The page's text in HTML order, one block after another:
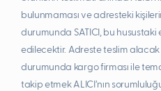
bulunmaması ve adresteki
durumunda SATICI, bu husustaki
edilecektir. Adreste teslim alacak
durumunda kargo firması ile
takip etmek ALICI’nın